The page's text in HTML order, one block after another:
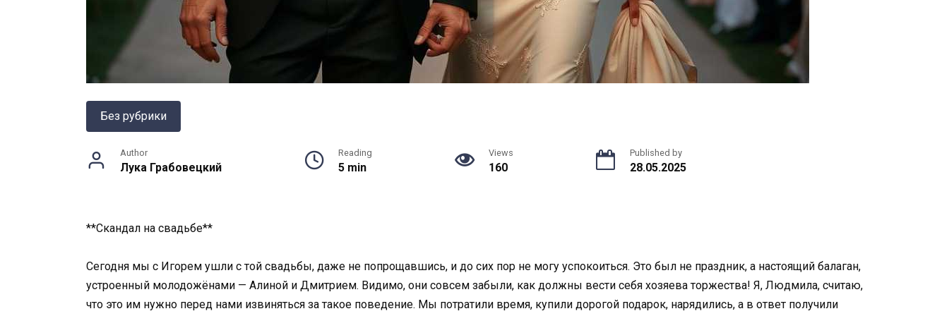
Без рубрики
Author
Лука Грабовецкий
Reading
5 min
Views
160
Published by
28.05.2025
**Скандал на свадьбе**
Сегодня мы с Игорем ушли с той свадьбы, даже не попрощавшись, и до сих пор не могу успокоиться. Это был не праздник, а настоящий балаган,
устроенный молодожёнами — Алиной и Дмитрием. Видимо, они совсем забыли, как должны вести себя хозяева торжества! Я, Людмила, считаю,
что это им нужно перед нами извиняться за такое поведение. Мы потратили время, купили дорогой подарок, нарядились, а в ответ получили